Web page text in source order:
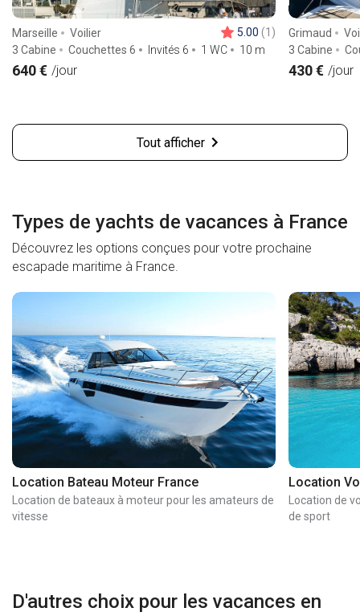
Marseille
Voilier
3 Cabine
Couchettes 6 Invités 6 1 WC 10 m
640 € /jour
5.00 (1) Grimaud
3 Cabine
430 € /jour
Tout afficher
Types de yachts de vacances à France
Découvrez les options conçues pour votre prochaine
escapade maritime à France.
Location Bateau Moteur France
Location de bateaux à moteur pour les amateurs de
vitesse
Location
Location de
de sport
D'autres choix pour les vacances en